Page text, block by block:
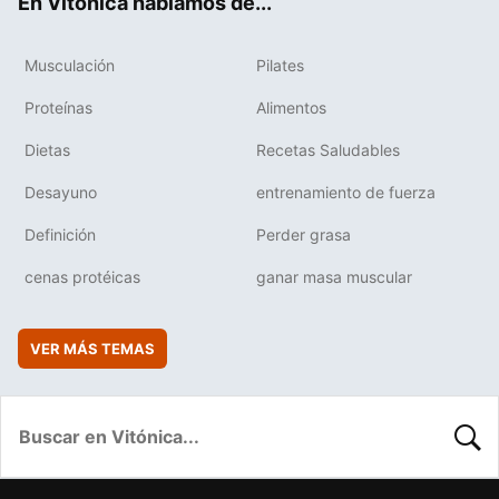
Musculación Pilates
Proteínas Alimentos
Dietas Recetas Saludables
Desayuno entrenamiento de fuerza
Definición Perder grasa
cenas protéicas ganar masa muscular
VER MÁS TEMAS